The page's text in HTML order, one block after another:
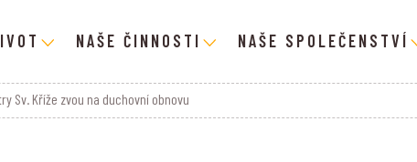
NAŠE ČINNOSTI NAŠE SPOLEČENSTVÍ
Sv. Kříže zvou na duchovní obnovu